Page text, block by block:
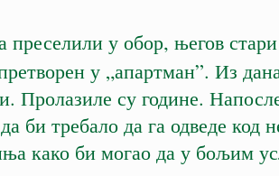
преселили у обор, његов
у „апартман”. Из
Пролазиле су године.
би требало да га одведе код
како би могао да у бољим